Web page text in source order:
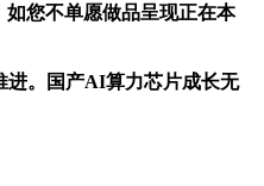
您不单愿做品呈现正在本
。国产AI算力芯片成长无